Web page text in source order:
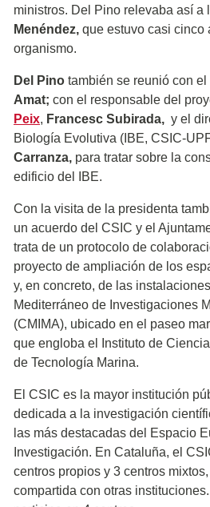
ministros. Del Pino relevaba así a
Menéndez, que estuvo casi cinco
organismo.
Del Pino también se reunió con el
Amat; con el responsable del
Peix, Francesc Subirada, y el
Biología Evolutiva (IBE, CSIC-
Carranza, para tratar sobre la
edificio del IBE.
Con la visita de la presidenta
un acuerdo del CSIC y el
trata de un protocolo de
proyecto de ampliación de los
y, en concreto, de las
Mediterráneo de Investigaciones
(CMIMA), ubicado en el paseo
que engloba el Instituto de
de Tecnología Marina.
El CSIC es la mayor institución
dedicada a la investigación
las más destacadas del Espacio
Investigación. En Cataluña, el
centros propios y 3 centros
compartida con otras